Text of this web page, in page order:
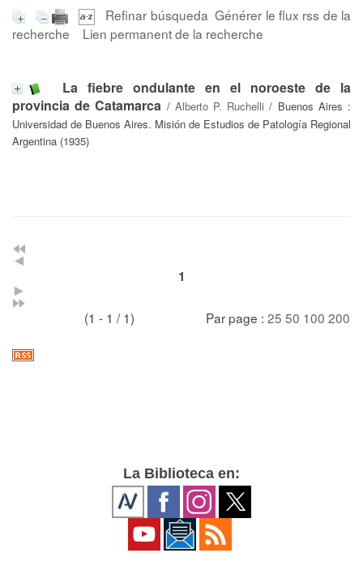
Refinar búsqueda Générer le flux rss de la
recherche
Lien permanent de la recherche
La fiebre ondulante en el noroeste de la
provincia de Catamarca / Alberto P. Ruchelli / Buenos Aires :
Universidad de Buenos Aires. Misión de Estudios de Patología Regional
Argentina (1935)
1
(1 - 1 / 1) Par page : 25 50 100 200
La Biblioteca en: